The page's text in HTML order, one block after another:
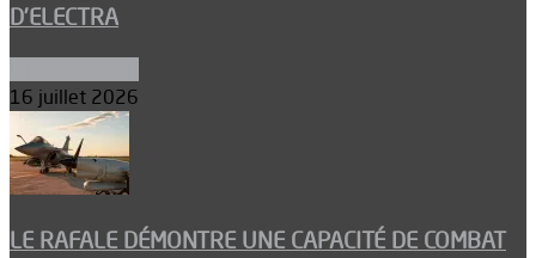
D’ELECTRA
16 juillet 2026
LE RAFALE DÉMONTRE UNE CAPACITÉ DE COMBAT